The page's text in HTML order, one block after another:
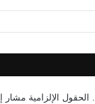
الحقول الإلزامية مشار